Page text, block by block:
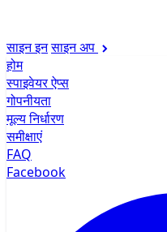
साइन इनसाइन अप
होम
स्पाइवेयर ऐप्स
गोपनीयता
मूल्य निर्धारण
समीक्षाएं
FAQ
Facebook